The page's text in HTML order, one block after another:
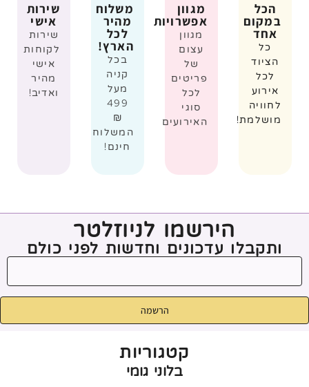
הכל
במקום
אחד
כל
הציוד
לכל
אירוע
לחוויה
מושלמת!
מגוון
אפשרויות
מגוון
עצום
של
פריטים
לכל
סוגי
האירועים
משלוח
מהיר
לכל
הארץ!
בכל
קניה
מעל
499
₪
המשלוח
חינם!
שירות
אישי
שירות
לקוחות
אישי
מהיר
ואדיב!
הירשמו לניוזלטר
ותקבלו עדכונים וחדשות לפני כולם
הרשמה
קטגוריות
בלוני גומי